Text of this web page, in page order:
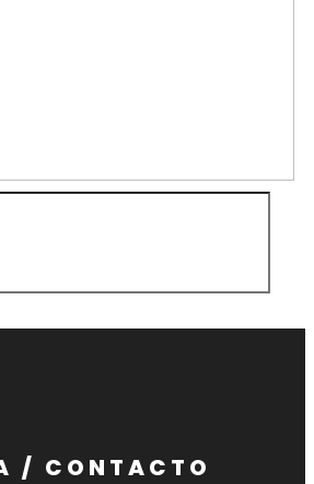
/ CONTACTO